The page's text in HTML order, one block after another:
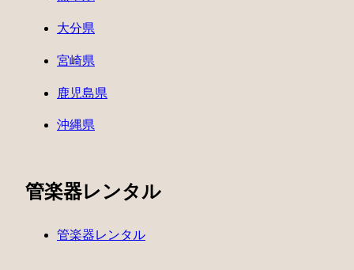
大分県
宮崎県
鹿児島県
沖縄県
管楽器レンタル
管楽器レンタル